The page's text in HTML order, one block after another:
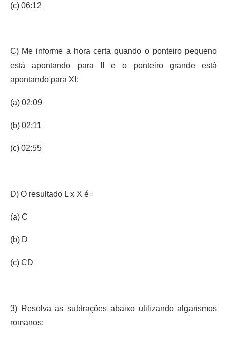
(c) 06:12
C) Me informe a hora certa quando o ponteiro pequeno
está apontando para II e o ponteiro grande está
apontando para XI:
(a) 02:09
(b) 02:11
(c) 02:55
D) O resultado L x X é=
(a) C
(b) D
(c) CD
3) Resolva as subtrações abaixo utilizando algarismos
romanos: